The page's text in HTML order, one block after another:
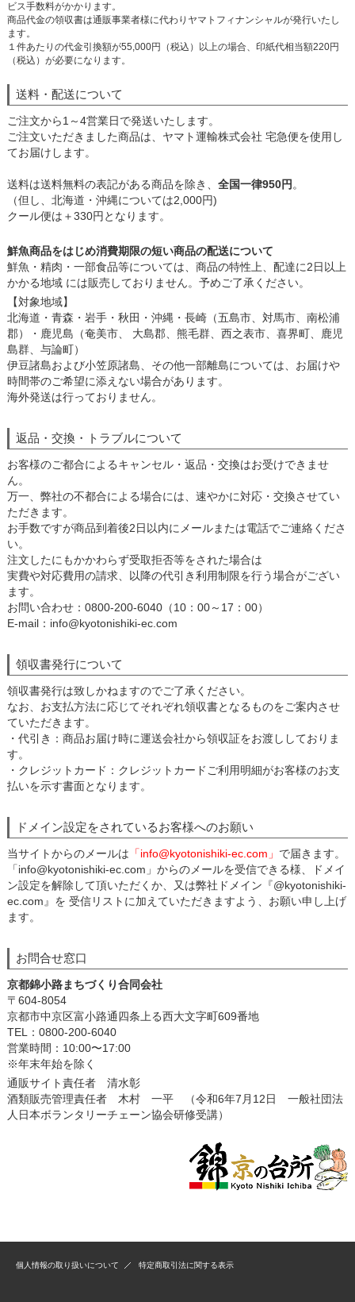
ビス手数料がかかります。
商品代金の領収書は通販事業者様に代わりヤマトフィナンシャルが発行いたし
ます。
１件あたりの代金引換額が55,000円（税込）以上の場合、印紙代相当額220円
（税込）が必要になります。
送料・配送について
ご注文から1～4営業日で発送いたします。
ご注文いただきました商品は、ヤマト運輸株式会社 宅急便を使用し
てお届けします。
送料は送料無料の表記がある商品を除き、 全国一律950円 。
（但し、北海道・沖縄については2,000円)
クール便は＋330円となります。
鮮魚商品をはじめ消費期限の短い商品の配送について
鮮魚・精肉・一部食品等については、商品の特性上、配達に2日以上
かかる地域 には販売しておりません。予めご了承ください。
【対象地域】
北海道・青森・岩手・秋田・沖縄・長崎（五島市、対馬市、南松浦
郡）・鹿児島（奄美市、 大島郡、熊毛群、西之表市、喜界町、鹿児
島群、与論町）
伊豆諸島および小笠原諸島、その他一部離島については、お届けや
時間帯のご希望に添えない場合があります。
海外発送は行っておりません。
返品・交換・トラブルについて
お客様のご都合によるキャンセル・返品・交換はお受けできませ
ん。
万一、弊社の不都合による場合には、速やかに対応・交換させてい
ただきます。
お手数ですが商品到着後2日以内にメールまたは電話でご連絡くださ
い。
注文したにもかかわらず受取拒否等をされた場合は
実費や対応費用の請求、以降の代引き利用制限を行う場合がござい
ます。
お問い合わせ：0800-200-6040（10：00～17：00）
E-mail：info@kyotonishiki-ec.com
領収書発行について
領収書発行は致しかねますのでご了承ください。
なお、お支払方法に応じてそれぞれ領収書となるものをご案内させ
ていただきます。
・代引き：商品お届け時に運送会社から領収証をお渡ししておりま
す。
・クレジットカード：クレジットカードご利用明細がお客様のお支
払いを示す書面となります。
ドメイン設定をされているお客様へのお願い
当サイトからのメールは 「info@kyotonishiki-ec.com」 で届きます。
「info@kyotonishiki-ec.com」からのメールを受信できる様、ドメイ
ン設定を解除して頂いただくか、又は弊社ドメイン『@kyotonishiki-
ec.com』を 受信リストに加えていただきますよう、お願い申し上げ
ます。
お問合せ窓口
京都錦小路まちづくり合同会社
〒604-8054
京都市中京区富小路通四条上る西大文字町609番地
TEL：0800-200-6040
営業時間：10:00〜17:00
※年末年始を除く
通販サイト責任者 清水彰
酒類販売管理責任者 木村 一平 （令和6年7月12日 一般社団法
人日本ボランタリーチェーン協会研修受講）
個人情報の取り扱いについて 特定商取引法に関する表示